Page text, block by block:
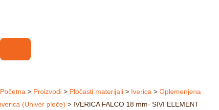
Početna > Proizvodi > Pločasti materijali > Iverica > Oplemenjena
iverica (Univer ploče) > IVERICA FALCO 18 mm- SIVI ELEMENT